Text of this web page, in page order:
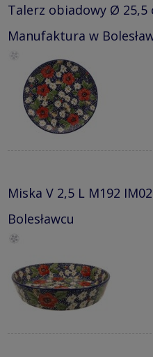
Talerz obiadowy Ø 25,5
Manufaktura w
Miska V 2,5 L M192
Bolesławcu